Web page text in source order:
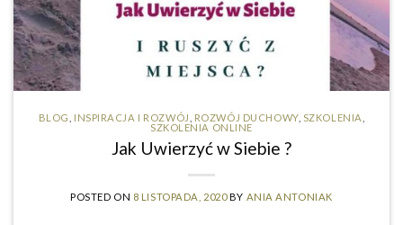
BLOG INSPIRACJA I ROZWÓJ ROZWÓJ DUCHOWY, SZKOLENIA
SZKOLENIA ONLINE
Jak Uwierzyć w Siebie ?
POSTED ON 8 LISTOPADA, 2020 BY ANIA ANTONIAK